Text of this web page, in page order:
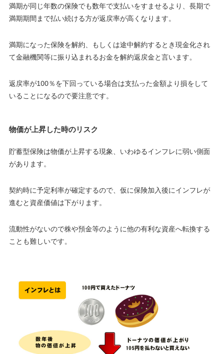
満期が同じ年数の保険でも数年で支払いをすませるより、長期で
満期期間まで払い続ける方が返戻率が高くなります。
満期になった保険を解約、もしくは途中解約するとき現金化され
て金融機関等に振り込まれるお金を解約返戻金と言います。
返戻率が100％を下回っている場合は支払った金額より損をして
いることになるので要注意です。
物価が上昇した時のリスク
貯蓄型保険は物価が上昇する現象、いわゆるインフレに弱い側面
があります。
契約時に予定利率が確定するので、仮に保険加入後にインフレが
進むと資産価値は下がります。
流動性がないので株や預金等のように他の有利な資産へ転換する
ことも難しいです。